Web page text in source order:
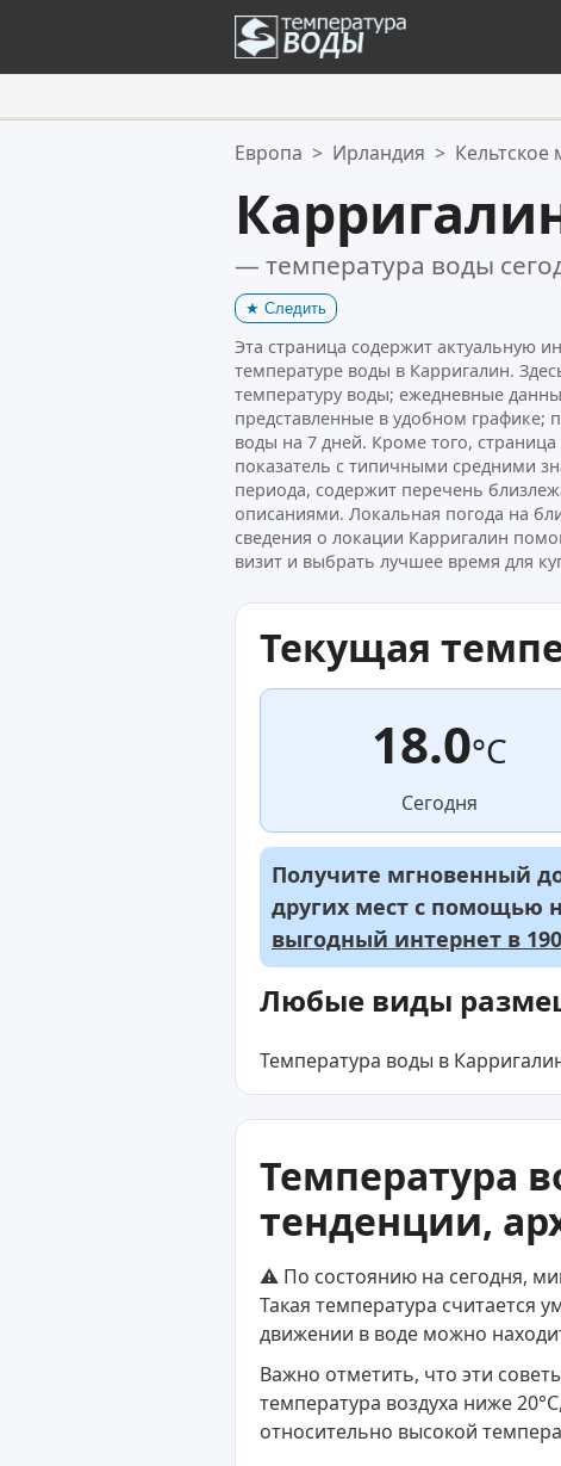
Ваше избранное:
Европа > Ирландия > Кельтское
— температура воды
★ Следить
Эта страница содержит актуальную
температуре воды в Карригалин.
температуру воды; ежедневные
представленные в удобном графике;
воды на 7 дней. Кроме того,
показатель с типичными средними
периода, содержит перечень
описаниями. Локальная погода на
сведения о локации Карригалин
визит и выбрать лучшее время для
Текущая
18.0°C
Сегодня
Получите мгновенный
других мест с помощью
выгодный интернет в
Любые виды
Температура воды в
Температура
тенденции,
⚠️ По состоянию на сегодня,
Такая температура считается
движении в воде можно
Важно отметить, что эти
температура воздуха ниже
относительно высокой